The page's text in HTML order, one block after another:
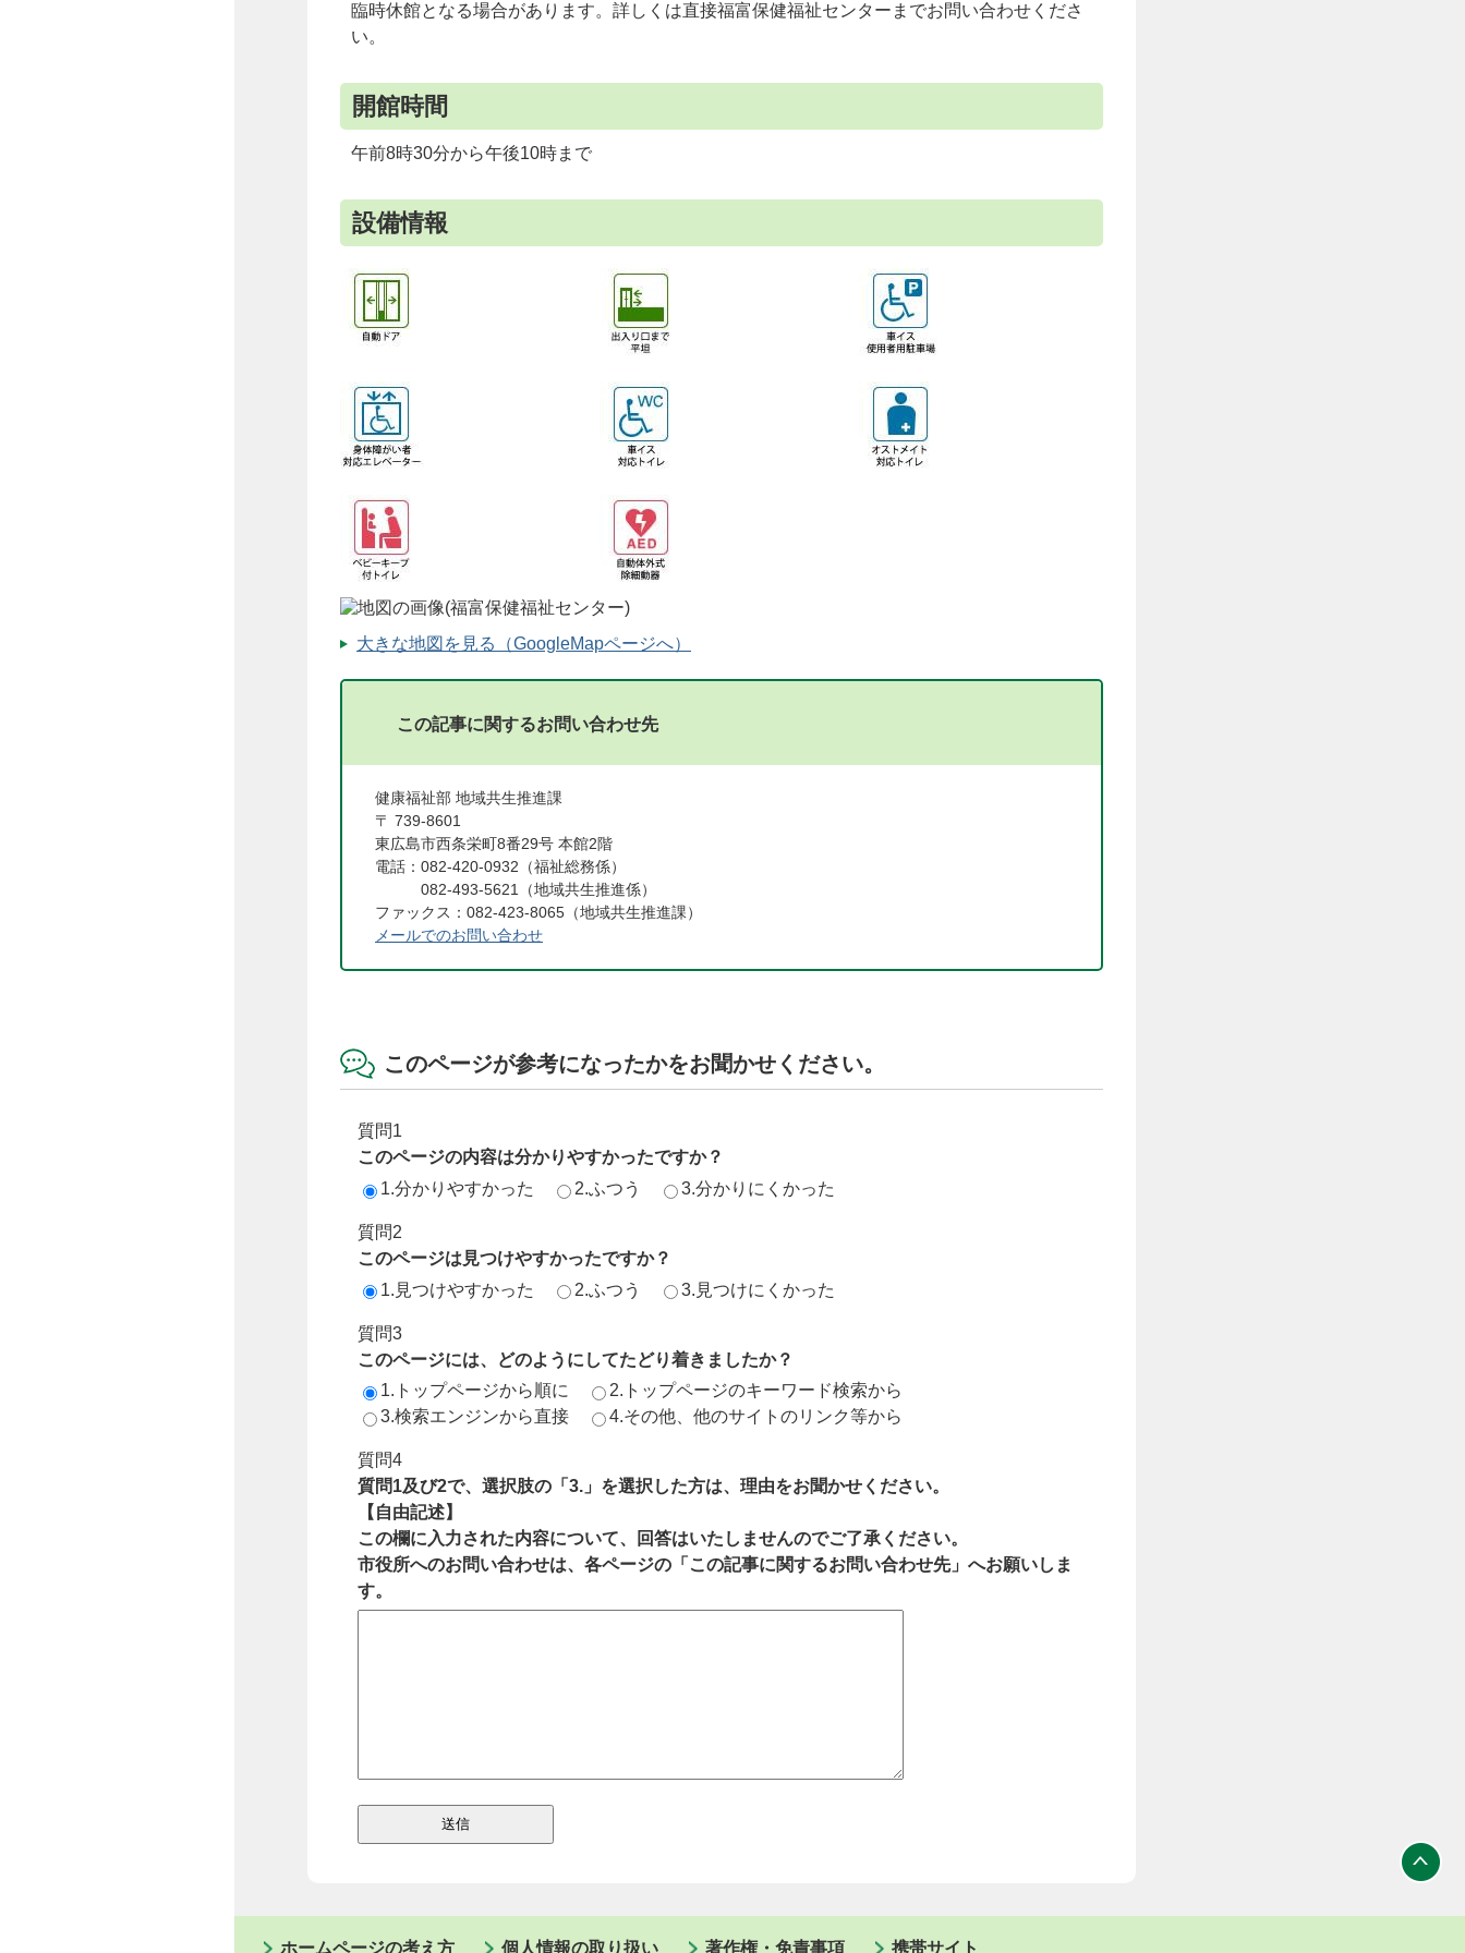
臨時休館となる場合があります。詳しくは直接福富保健福祉センターまでお問い合わせくださ
い。
開館時間
午前8時30分から午後10時まで
設備情報
大きな地図を見る（GoogleMapページへ）
この記事に関するお問い合わせ先
健康福祉部 地域共生推進課
〒 739-8601
東広島市西条栄町8番29号 本館2階
電話：082-420-0932（福祉総務係）
082-493-5621（地域共生推進係）
ファックス：082-423-8065（地域共生推進課）
メールでのお問い合わせ
このページが参考になったかをお聞かせください。
質問1
このページの内容は分かりやすかったですか？
1.分かりやすかった
2.ふつう 3.分かりにくかった
質問2
このページは見つけやすかったですか？
1.見つけやすかった
2.ふつう 3.見つけにくかった
質問3
このページには、どのようにしてたどり着きましたか？
1.トップページから順に
2.トップページのキーワード検索から
3.検索エンジンから直接
4.その他、他のサイトのリンク等から
質問4
質問1及び2で、選択肢の「3.」を選択した方は、理由をお聞かせください。
【自由記述】
この欄に入力された内容について、回答はいたしませんのでご了承ください。
市役所へのお問い合わせは、各ページの「この記事に関するお問い合わせ先」へお願いしま
す。
ホームページの考え方 個人情報の取り扱い 著作権・免責事項 携帯サイト